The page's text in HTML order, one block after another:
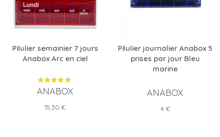
Pilulier semainier 7 jours
Anabox Arc en ciel
ANABOX
Prix
15,30 €
Pilulier journalier Anabox 5
prises par jour Bleu
marine
ANABOX
Prix
4 €